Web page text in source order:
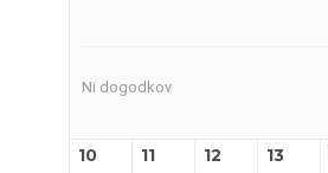
Ni dogodkov
10 11 12 13